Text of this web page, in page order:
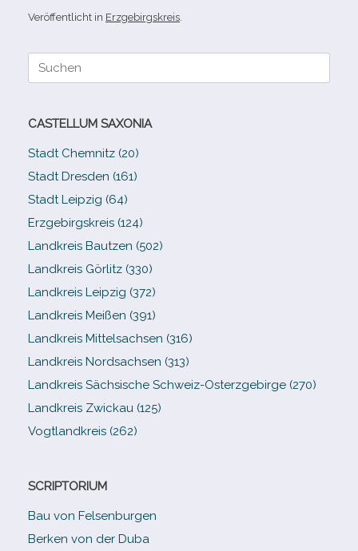
Veröffentlicht in Erzgebirgskreis
Suche
CASTELLUM SAXONIA
Stadt Chemnitz (20)
Stadt Dresden (161)
Stadt Leipzig (64)
Erzgebirgskreis (124)
Landkreis Bautzen (502)
Landkreis Görlitz (330)
Landkreis Leipzig (372)
Landkreis Meißen (391)
Landkreis Mittelsachsen (316)
Landkreis Nordsachsen (313)
Landkreis Sächsische Schweiz-​Osterzgebirge (270)
Landkreis Zwickau (125)
Vogtlandkreis (262)
SCRIPTORIUM
Bau von Felsenburgen
Berken von der Duba